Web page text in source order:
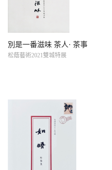
別是一番滋味 茶人· 茶事
松蔭藝術2021雙城特展